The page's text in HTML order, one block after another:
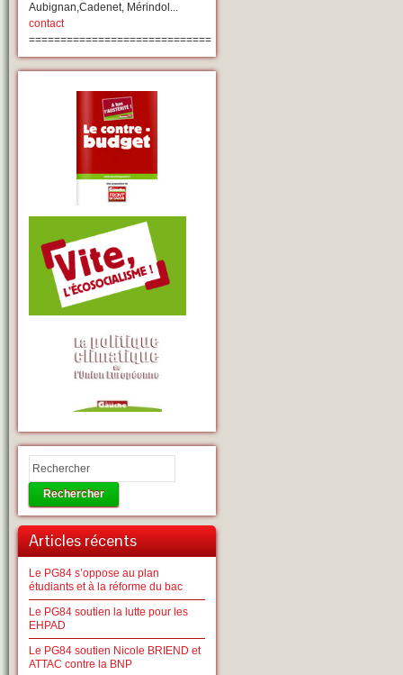
Aubignan,Cadenet, Mérindol...
contact
=============================
Rechercher
Articles récents
Le PG84 s’oppose au plan
étudiants et à la réforme du bac
Le PG84 soutien la lutte pour les
EHPAD
Le PG84 soutien Nicole BRIEND et
ATTAC contre la BNP